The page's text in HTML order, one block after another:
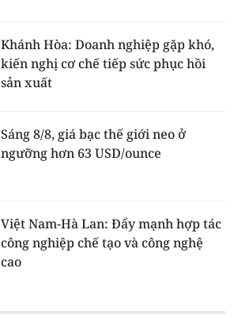
Khánh Hòa: Doanh nghiệp gặp khó,
kiến nghị cơ chế tiếp sức phục hồi
sản xuất
Sáng 8/8, giá bạc thế giới neo ở
ngưỡng hơn 63 USD/ounce
Việt Nam-Hà Lan: Đẩy mạnh hợp tác
công nghiệp chế tạo và công nghệ
cao